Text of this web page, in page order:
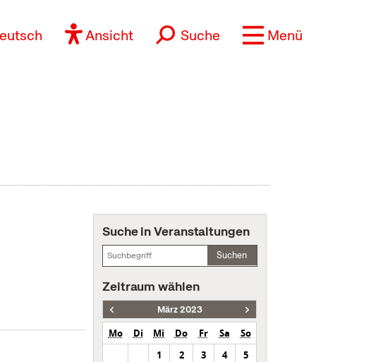
Ansicht Suche Menü
Suche in Veranstaltungen
Suchen
Zeitraum wählen
März 2023
Mo Di Mi Do Fr Sa
So
1
2 3 4
5